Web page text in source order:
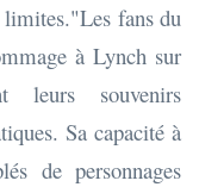
limites."Les fans du
à Lynch sur
leurs souvenirs
Sa capacité à
de personnages